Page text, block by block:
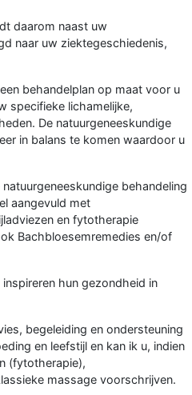
daarom naast uw
naar uw ziektegeschiedenis,
behandelplan op maat voor u
specifieke lichamelijke,
De natuurgeneeskundige
in balans te komen waardoor u
behandeling
aangevuld met
en fytotherapie
Bachbloesemremedies en/of
hun gezondheid in
begeleiding en ondersteuning
en leefstijl en kan ik u, indien
(fytotherapie),
massage voorschrijven.